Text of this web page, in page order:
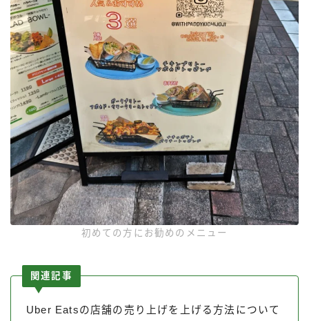
初めての方にお勧めのメニュー
関連記事
Uber Eatsの店舗の売り上げを上げる方法について